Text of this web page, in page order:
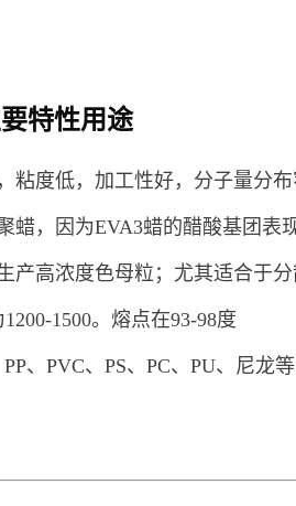
特性用途
粘度低，加工性好，分子量分
蜡， 因为EVA3蜡的醋酸基团表
产高浓度色母粒； 尤其适合于
1500。熔点在93-98度
、PVC、PS、PC、PU、尼